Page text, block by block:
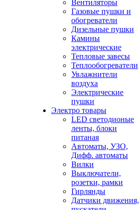
Вентиляторы
Газовые пушки и
обогреватели
Дизельные пушки
Камины
электрические
Тепловые завесы
Теплообогреватели
Увлажнители
воздуха
Электрические
пушки
Электро товары
LED светодионые
ленты, блоки
питаная
Автоматы, УЗО,
Дифф. автоматы
Вилки
Выключатели,
розетки, рамки
Гирлянды
Датчики движения,